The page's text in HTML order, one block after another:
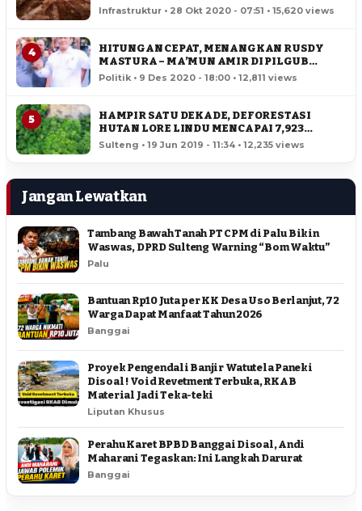
Infrastruktur • 28 Okt 2020 - 07:51 • 15,620 views
4
HITUNGAN CEPAT, MENANGKAN RUSDY
MASTURA – MA’MUN AMIR DI PILGUB
SULTENG
Politik • 9 Des 2020 - 18:00 • 12,811 views
5
HAMPIR SATU DEKADE, DEFORESTASI
HUTAN LORE LINDU MENCAPAI 7,923
HEKTAR
Sulteng • 19 Jun 2019 - 11:34 • 12,235 views
Jangan Lewatkan
Tambang Bawah Tanah PT CPM di Palu Bikin
Waswas, DPRD Sulteng Warning “Bom Waktu”
Palu
Bantuan Rp10 Juta per KK Desa Uso Berlanjut, 72
Warga Dapat Manfaat Tahun 2026
Banggai
Proyek Pengendali Banjir Watutela Paneki
Disoal ! Void Revetment Terbuka, RKAB
Material Jadi Teka-teki
Liputan Khusus
Perahu Karet BPBD Banggai Disoal, Andi
Maharani Tegaskan: Ini Langkah Darurat
Banggai